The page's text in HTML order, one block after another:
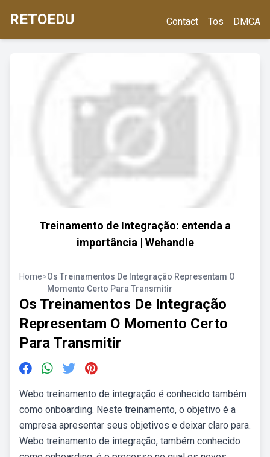
RETOEDU Contact Tos DMCA
Treinamento de Integração: entenda a
importância | Wehandle
Home>Os Treinamentos De Integração Representam O
Momento Certo Para Transmitir
Os Treinamentos De Integração
Representam O Momento Certo
Para Transmitir
Webo treinamento de integração é conhecido também
como onboarding. Neste treinamento, o objetivo é a
empresa apresentar seus objetivos e deixar claro para.
Webo treinamento de integração, também conhecido